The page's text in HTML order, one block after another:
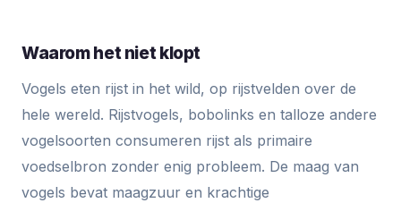
Waarom het niet klopt
Vogels eten rijst in het wild, op rijstvelden over de
hele wereld. Rijstvogels, bobolinks en talloze andere
vogelsoorten consumeren rijst als primaire
voedselbron zonder enig probleem. De maag van
vogels bevat maagzuur en krachtige